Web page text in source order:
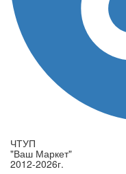
ЧТУП
"Ваш Маркет"
2012-2026г.